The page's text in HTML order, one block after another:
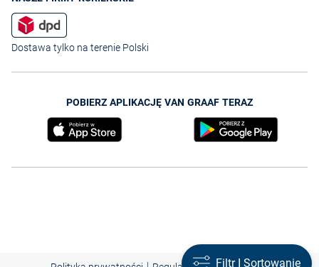
Dostawa tylko na terenie Polski
POBIERZ APLIKACJĘ VAN GRAAF TERAZ
Filtr I Sortowanie